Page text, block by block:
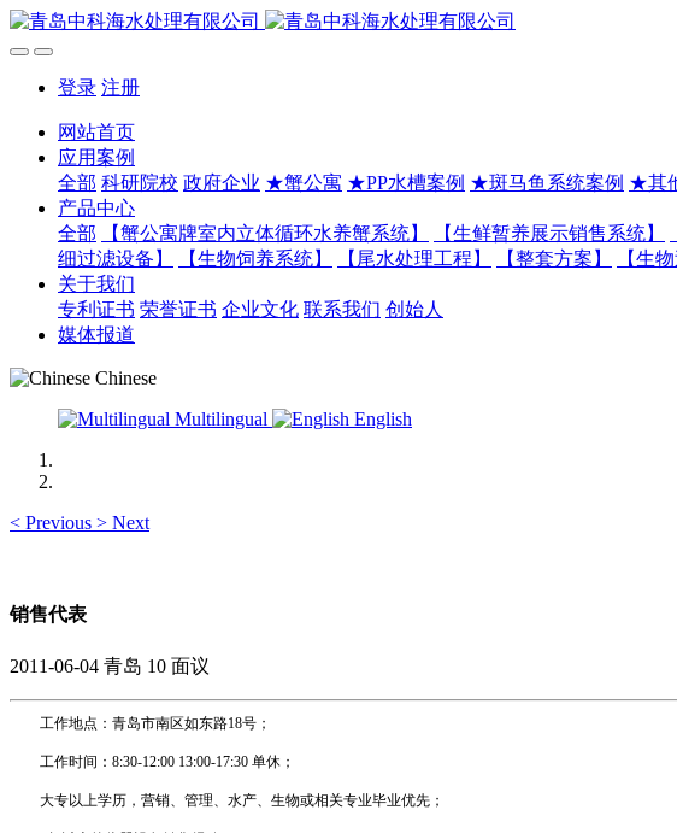
登录 注册
网站首页
应用案例
全部 科研院校 政府企业 ★蟹公寓 ★PP水槽案例 ★斑马鱼系统案例 ★其
产品中心
全部
【蟹公寓牌室内立体循环水养蟹系统】 【生鲜暂养展示销售系统】
细过滤设备】
【生物饲养系统】 【尾水处理工程】 【整套方案】 【生
关于我们
专利证书 荣誉证书 企业文化 联系我们 创始人
媒体报道
Chinese
Multilingual
English
< Previous > Next
销售代表
2011-06-04 青岛 10 面议
工作地点：青岛市南区如东路18号；
工作时间：8:30-12:00 13:00-17:30 单休；
大专以上学历，营销、管理、水产、生物或相关专业毕业优先；